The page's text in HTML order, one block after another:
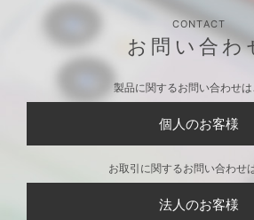
CONTACT
お問い合わ
製品に関するお問い合わせは
個人のお客様
お取引に関するお問い合わせ
法人のお客様